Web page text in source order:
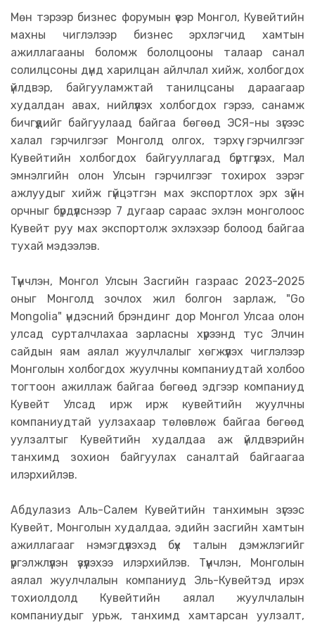
Мөн тэрээр бизнес форумын үеэр Монгол, Кувейтийн
махны чиглэлээр бизнес эрхлэгчид хамтын
ажиллагааны боломж бололцооны талаар санал
солилцсоны дүнд харилцан айлчлал хийж, холбогдох
үйлдвэр, байгууламжтай танилцсаны дараагаар
худалдан авах, нийлүүлэх холбогдох гэрээ, санамж
бичгүүдийг байгуулаад байгаа бөгөөд ЭСЯ-ны зүгээс
халал гэрчилгээг Монголд олгох, тэрхүү гэрчилгээг
Кувейтийн холбогдох байгууллагад бүртгүүлэх, Мал
эмнэлгийн олон Улсын гэрчилгээг тохирох зэрэг
ажлуудыг хийж гүйцэтгэн мах экспортлох эрх зүйн
орчныг бүрдүүлснээр 7 дугаар сараас эхлэн монголоос
Кувейт руу мах экспортолж эхлэхээр болоод байгаа
тухай мэдээлэв.
Түүнчлэн, Монгол Улсын Засгийн газраас 2023-2025
оныг Монголд зочлох жил болгон зарлаж, "Go
Mongolia" үндэсний брэндинг дор Монгол Улсаа олон
улсад сурталчлахаа зарласны хүрээнд тус Элчин
сайдын яам аялал жуулчлалыг хөгжүүлэх чиглэлээр
Монголын холбогдох жуулчны компаниудтай холбоо
тогтоон ажиллаж байгаа бөгөөд эдгээр компаниуд
Кувейт Улсад ирж ирж кувейтийн жуулчны
компаниудтай уулзахаар төлөвлөж байгаа бөгөөд
уулзалтыг Кувейтийн худалдаа аж үйлдвэрийн
танхимд зохион байгуулах саналтай байгаагаа
илэрхийлэв.
Абдулазиз Аль-Салем Кувейтийн танхимын зүгээс
Кувейт, Монголын худалдаа, эдийн засгийн хамтын
ажиллагааг нэмэгдүүлэхэд бүх талын дэмжлэгийг
үргэлжлүүлэн үзүүлэхээ илэрхийлэв. Түүнчлэн, Монголын
аялал жуулчлалын компаниуд Эль-Кувейтэд ирэх
тохиолдолд Кувейтийн аялал жуулчлалын
компаниудыг урьж, танхимд хамтарсан уулзалт,